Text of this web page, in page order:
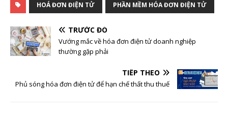
HOÁ ĐƠN ĐIỆN TỬ PHẦN MỀM HÓA ĐƠN ĐIỆN TỬ
TRƯỚC ĐÓ
Vướng mắc về hóa đơn điện tử doanh nghiệp
thường gặp phải
TIẾP THEO
Phủ sóng hóa đơn điện tử để hạn chế thất thu thuế